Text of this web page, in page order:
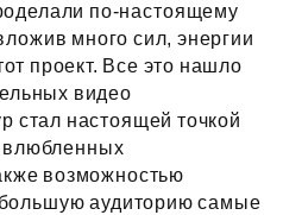
по‑настоящему
много сил, энергии
проект. Все это нашло
видео
стал настоящей точкой
влюбленных
возможностью
большую аудиторию самые